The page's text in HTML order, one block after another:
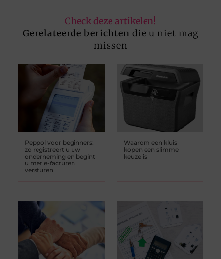
Check deze artikelen!
Gerelateerde berichten die u niet mag
missen
Peppol voor beginners:
zo registreert u uw
onderneming en begint
u met e-facturen
versturen
Waarom een kluis
kopen een slimme
keuze is